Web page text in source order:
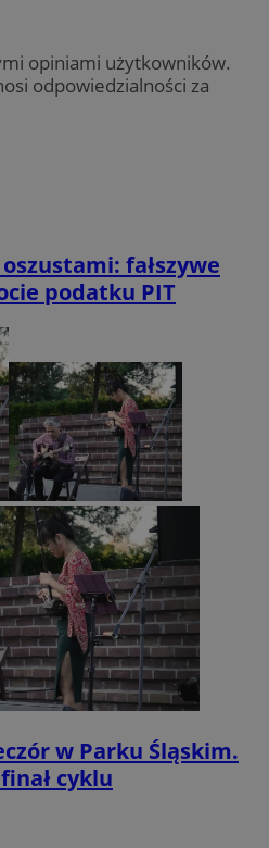
opiniami użytkowników.
odpowiedzialności za
fałszywe
podatku PIT
w Parku Śląskim.
cyklu